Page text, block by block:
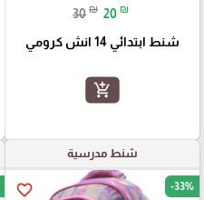
30 ₪ 20 ₪
شنط ابتدائي 14 انش كرومي
add_shopping_cart
شنط مدرسية
favorite_border -33%